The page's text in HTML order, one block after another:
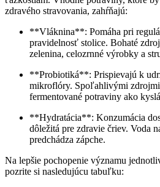
zdravého stravovania, zahŕňajú:
**Vláknina**: Pomáha pri
pravidelnosť stolice. Bohaté
zelenina, celozrnné výrobky a
**Probiotiká**: Prispievajú k
mikroflóry. Spoľahlivými
fermentované potraviny ako
**Hydratácia**: Konzumácia
dôležitá pre zdravie čriev. Voda
predchádza zápche.
Na lepšie pochopenie významu
pozrite si nasledujúcu tabuľku: